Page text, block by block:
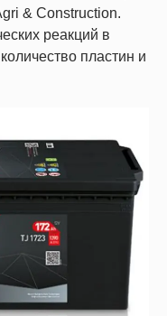
& Construction.
реакций в
пластин и